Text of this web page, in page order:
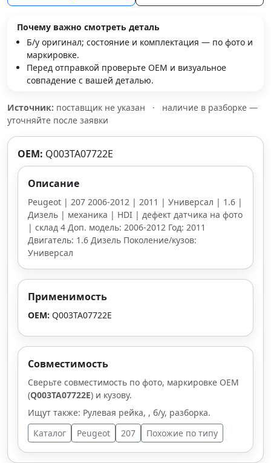
Почему важно смотреть деталь
Б/у оригинал; состояние и комплектация — по фото и
маркировке.
Перед отправкой проверьте OEM и визуальное
совпадение с вашей деталью.
Источник: поставщик не указан ·
наличие в разборке —
уточняйте после заявки
OEM: Q003TA07722E
Описание
Peugeot | 207 2006-2012 | 2011 | Универсал | 1.6 |
Дизель | механика | HDI | дефект датчика на фото
| склад 4 Доп. модель: 2006-2012 Год: 2011
Двигатель: 1.6 Дизель Поколение/кузов:
Универсал
Применимость
OEM: Q003TA07722E
Совместимость
Сверьте совместимость по фото, маркировке OEM
(Q003TA07722E) и кузову.
Ищут также: Рулевая рейка, , б/у, разборка.
Каталог
Peugeot 207 Похожие по типу